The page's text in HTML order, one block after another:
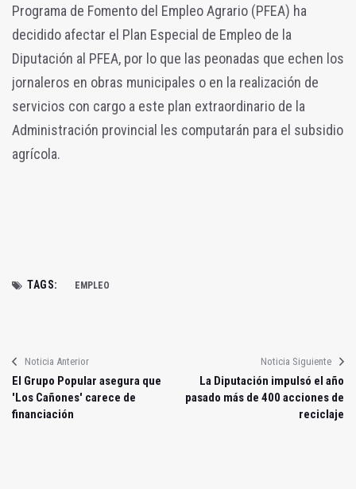
Programa de Fomento del Empleo Agrario (PFEA) ha
decidido afectar el Plan Especial de Empleo de la
Diputación al PFEA, por lo que las peonadas que echen los
jornaleros en obras municipales o en la realización de
servicios con cargo a este plan extraordinario de la
Administración provincial les computarán para el subsidio
agrícola.
TAGS: EMPLEO
Noticia Anterior
El Grupo Popular asegura que
'Los Cañones' carece de
financiación
Noticia Siguiente
La Diputación impulsó el año
pasado más de 400 acciones de
reciclaje